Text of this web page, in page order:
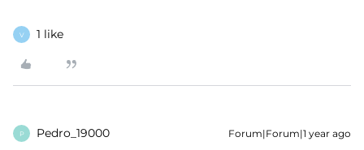
V 1 like
P Pedro_19000 Forum|Forum|1 year ago